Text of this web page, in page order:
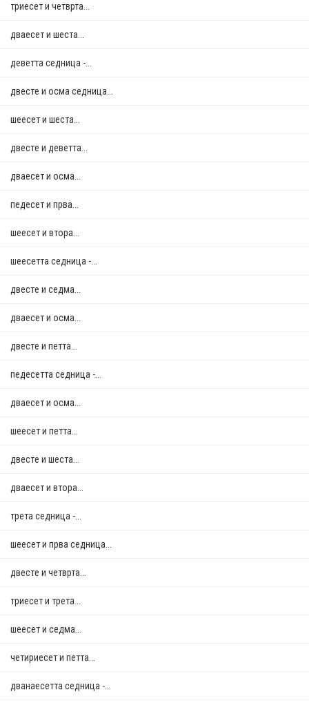
триесет и четврта...
дваесет и шеста...
деветта седница -...
двестe и осма седница...
шеесет и шеста...
двестe и деветта...
дваесет и осма...
педесет и прва...
шеесет и втора...
шеесетта седница -...
двестe и седма...
дваесет и осма...
двестe и петта...
педесетта седница -...
дваесет и осма...
шеесет и петта...
двестe и шеста...
дваесет и втора...
трета седница -...
шеесет и прва седница...
двестe и четврта...
триесет и трета...
шеесет и седма...
четириесет и петта...
дванаесетта седница -...